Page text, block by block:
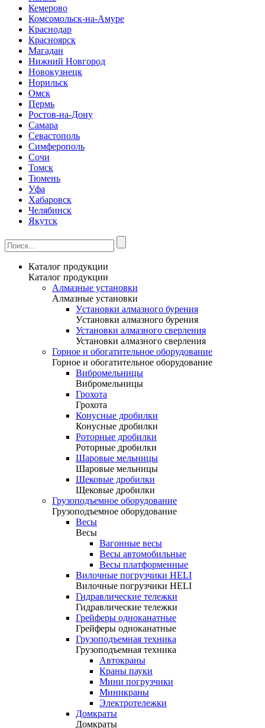
Кемерово
Комсомольск-на-Амуре
Краснодар
Красноярск
Магадан
Нижний Новгород
Новокузнецк
Норильск
Омск
Пермь
Ростов-на-Дону
Самара
Севастополь
Симферополь
Сочи
Томск
Тюмень
Уфа
Хабаровск
Челябинск
Якутск
Каталог продукции
Каталог продукции
Алмазные установки
Алмазные установки
Уcтановки алмазного бурения
Уcтановки алмазного бурения
Установки алмазного сверления
Установки алмазного сверления
Горное и обогатительное оборудование
Горное и обогатительное оборудование
Вибромельницы
Вибромельницы
Грохота
Грохота
Конусные дробилки
Конусные дробилки
Роторные дробилки
Роторные дробилки
Шаровые мельницы
Шаровые мельницы
Щековые дробилки
Щековые дробилки
Грузоподъемное оборудование
Грузоподъемное оборудование
Весы
Весы
Вагонные весы
Весы автомобильные
Весы платформенные
Вилочные погрузчики HELI
Вилочные погрузчики HELI
Гидравлические тележки
Гидравлические тележки
Грейферы одноканатные
Грейферы одноканатные
Грузоподъемная техника
Грузоподъемная техника
Автокраны
Краны пауки
Мини погрузчики
Миникраны
Электротележки
Домкраты
Домкраты